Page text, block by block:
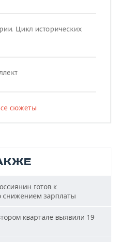
Цикл исторических
сюжеты
готов к
снижением зарплаты
квартале выявили 19